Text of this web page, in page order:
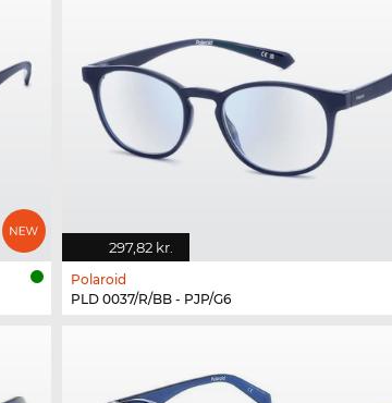
297,82 kr.
Polaroid
PLD 0037/R/BB - PJP/G6